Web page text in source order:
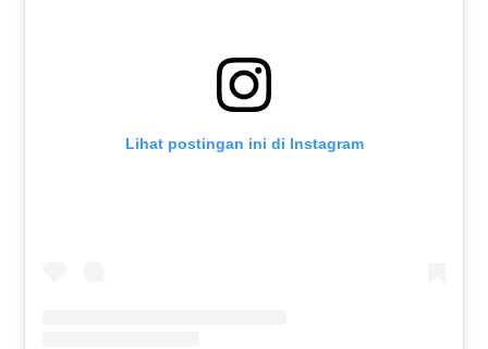
Lihat postingan ini di Instagram